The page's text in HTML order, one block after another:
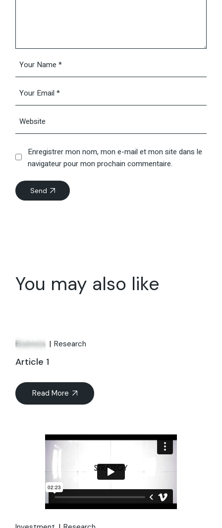
Enregistrer mon nom, mon e-mail et mon site dans le
navigateur pour mon prochain commentaire.
Send
You may also like
Business Research
Article 1
Read More